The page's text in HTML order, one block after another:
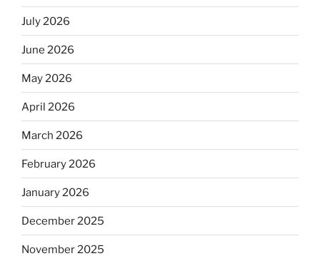
July 2026
June 2026
May 2026
April 2026
March 2026
February 2026
January 2026
December 2025
November 2025